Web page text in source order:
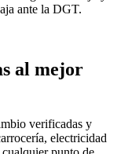
ante la DGT.
al mejor
verificadas y
electricidad